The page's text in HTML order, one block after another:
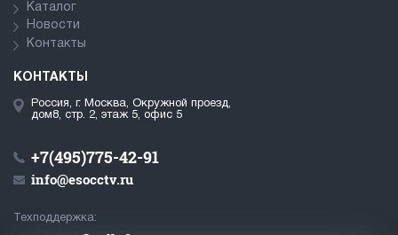
Каталог
Новости
Контакты
КОНТАКТЫ
Россия, г. Москва, Окружной проезд,
дом8, стр. 2, этаж 5, офис 5
+7(495)775-42-91
info@esocctv.ru
Техподдержка: